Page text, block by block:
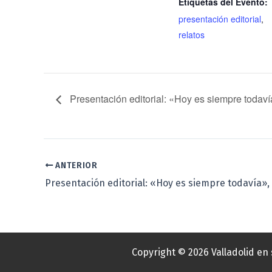
presentación editorial,
relatos
Presentación editorial: «Hoy es siempre
ANTERIOR
Copyright © 2026 Valladolid